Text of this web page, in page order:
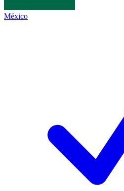
México